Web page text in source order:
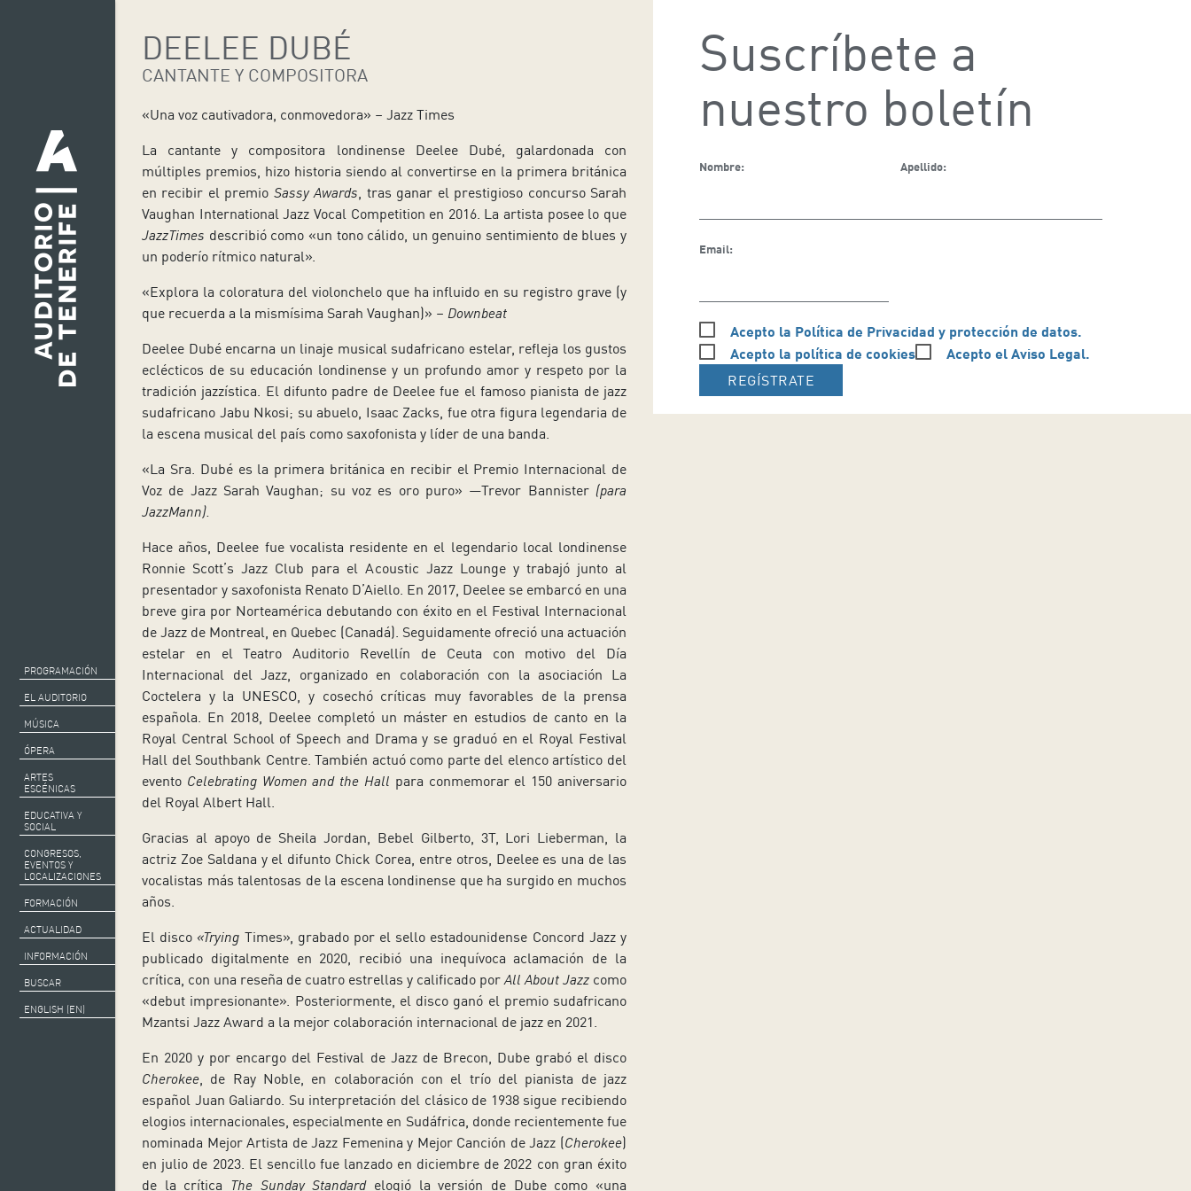
PROGRAMACIÓN
EL AUDITORIO
MÚSICA
ÓPERA
ARTES
ESCÉNICAS
EDUCATIVA Y
SOCIAL
CONGRESOS,
EVENTOS Y
LOCALIZACIONES
FORMACIÓN
ACTUALIDAD
INFORMACIÓN
BUSCAR
ENGLISH (EN)
DEELEE DUBÉ
CANTANTE Y COMPOSITORA
«Una voz cautivadora, conmovedora» – Jazz Times
La cantante y compositora londinense Deelee Dubé, galardonada con
múltiples premios, hizo historia siendo al convertirse en la primera británica
en recibir el premio Sassy Awards, tras ganar el prestigioso concurso Sarah
Vaughan International Jazz Vocal Competition en 2016. La artista posee lo que
JazzTimes describió como «un tono cálido, un genuino sentimiento de blues y
un poderío rítmico natural».
«Explora la coloratura del violonchelo que ha influido en su registro grave (y
que recuerda a la mismísima Sarah Vaughan)» – Downbeat
Deelee Dubé encarna un linaje musical sudafricano estelar, refleja los gustos
eclécticos de su educación londinense y un profundo amor y respeto por la
tradición jazzística. El difunto padre de Deelee fue el famoso pianista de jazz
sudafricano Jabu Nkosi; su abuelo, Isaac Zacks, fue otra figura legendaria de
la escena musical del país como saxofonista y líder de una banda.
«La Sra. Dubé es la primera británica en recibir el Premio Internacional de
Voz de Jazz Sarah Vaughan; su voz es oro puro» —Trevor Bannister (para
JazzMann).
Hace años, Deelee fue vocalista residente en el legendario local londinense
Ronnie Scott’s Jazz Club para el Acoustic Jazz Lounge y trabajó junto al
presentador y saxofonista Renato D’Aiello. En 2017, Deelee se embarcó en una
breve gira por Norteamérica debutando con éxito en el Festival Internacional
de Jazz de Montreal, en Quebec (Canadá). Seguidamente ofreció una actuación
estelar en el Teatro Auditorio Revellín de Ceuta con motivo del Día
Internacional del Jazz, organizado en colaboración con la asociación La
Coctelera y la UNESCO, y cosechó críticas muy favorables de la prensa
española. En 2018, Deelee completó un máster en estudios de canto en la
Royal Central School of Speech and Drama y se graduó en el Royal Festival
Hall del Southbank Centre. También actuó como parte del elenco artístico del
evento Celebrating Women and the Hall para conmemorar el 150 aniversario
del Royal Albert Hall.
Gracias al apoyo de Sheila Jordan, Bebel Gilberto, 3T, Lori Lieberman, la
actriz Zoe Saldana y el difunto Chick Corea, entre otros, Deelee es una de las
vocalistas más talentosas de la escena londinense que ha surgido en muchos
años.
El disco«Trying Times», grabado por el sello estadounidense Concord Jazz y
publicado digitalmente en 2020, recibió una inequívoca aclamación de la
crítica, con una reseña de cuatro estrellas y calificado porAll About Jazz como
«debut impresionante». Posteriormente, el disco ganó el premio sudafricano
Mzantsi Jazz Award a la mejor colaboración internacional de jazz en 2021.
En 2020 y por encargo del Festival de Jazz de Brecon, Dube grabó el disco
Cherokee, de Ray Noble, en colaboración con el trío del pianista de jazz
español Juan Galiardo. Su interpretación del clásico de 1938 sigue recibiendo
elogios internacionales, especialmente en Sudáfrica, donde recientemente fue
nominada Mejor Artista de Jazz Femenina y Mejor Canción de Jazz (Cherokee)
en julio de 2023. El sencillo fue lanzado en diciembre de 2022 con gran éxito
de la crítica The Sunday Standard elogió la versión de Dube como «una
Suscríbete a
nuestro boletín
Nombre: Apellido:
Email:
Acepto la Política de Privacidad y protección de datos.
Acepto la política de cookies
Acepto el Aviso Legal.
REGÍSTRATE